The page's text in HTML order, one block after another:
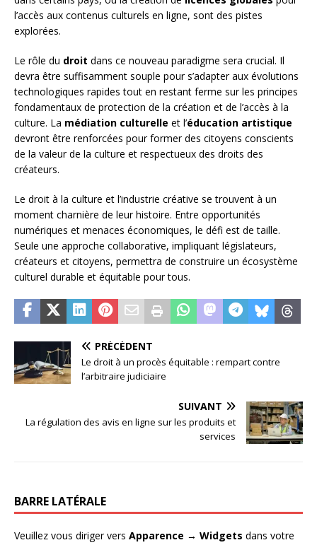
l’accès aux contenus culturels en ligne, sont des pistes
explorées.
Le rôle du droit dans ce nouveau paradigme sera crucial. Il
devra être suffisamment souple pour s’adapter aux évolutions
technologiques rapides tout en restant ferme sur les principes
fondamentaux de protection de la création et de l’accès à la
culture. La médiation culturelle et l’éducation artistique
devront être renforcées pour former des citoyens conscients
de la valeur de la culture et respectueux des droits des
créateurs.
Le droit à la culture et l’industrie créative se trouvent à un
moment charnière de leur histoire. Entre opportunités
numériques et menaces économiques, le défi est de taille.
Seule une approche collaborative, impliquant législateurs,
créateurs et citoyens, permettra de construire un écosystème
culturel durable et équitable pour tous.
PRÉCÉDENT
Le droit à un procès équitable : rempart contre
l’arbitraire judiciaire
SUIVANT
La régulation des avis en ligne sur les produits et
services
BARRE LATÉRALE
Veuillez vous diriger vers Apparence → Widgets dans votre